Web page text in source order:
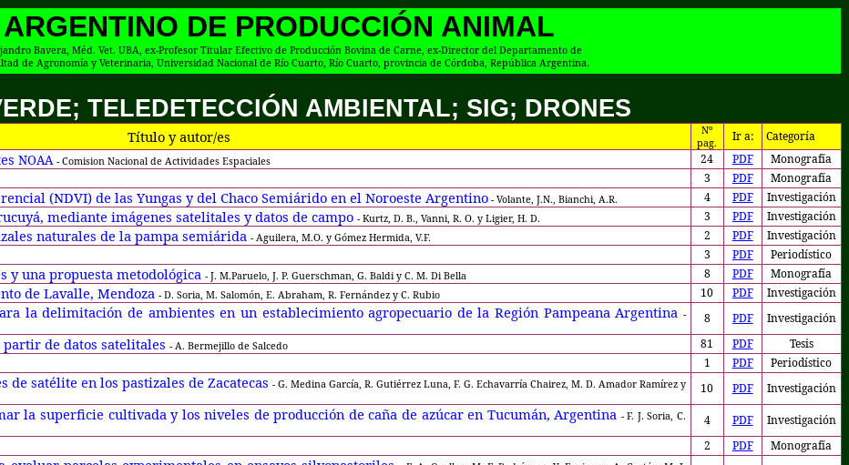
DE PRODUCCIÓN ANIMAL
Bavera, Méd. Vet. UBA, ex-Profesor Titular Efectivo de Producción Bovina de Carne, ex-Director del Departamento de
de Agronomía y Veterinaria, Universidad Nacional de Río Cuarto, Río Cuarto, provincia de Córdoba, República Argentina.
TELEDETECCIÓN AMBIENTAL; SIG; DRONES
Título y autor/es
Nº
pag.
Ir a:
Categoría
NOAA - Comision Nacional de Actividades Espaciales 24 PDF
Monografía
3 PDF
Monografía
(NDVI) de las Yungas y del Chaco Semiárido en el Noroeste Argentino - Volante, J.N., Bianchi, A.R. 4 PDF
Investigación
mediante imágenes satelitales y datos de campo- Kurtz, D. B., Vanni, R. O. y Ligier, H. D. 3 PDF
Investigación
naturales de la pampa semiárida-Aguilera, M.O. y Gómez Hermida, V.F. 2 PDF
Investigación
3 PDF
Periodístico
y una propuesta metodológica- J. M.Paruelo, J. P. Guerschman, G. Baldi y C. M. Di Bella 8 PDF
Monografía
de Lavalle, Mendoza- D. Soria, M. Salomón, E. Abraham, R. Fernández y C. Rubio 10 PDF
Investigación
la delimitación de ambientes en un establecimiento agropecuario de la Región Pampeana Argentina-
8 PDF
Investigación
partir de datos satelitales- A. Bermejillo de Salcedo 81 PDF
Tesis
1 PDF
Periodístico
satélite en los pastizales de Zacatecas - G. Medina García, R. Gutiérrez Luna, F. G. Echavarría Chairez, M. D. Amador Ramírez y
10 PDF Investigación
la superficie cultivada y los niveles de producción de caña de azúcar en Tucumán, Argentina - F. J. Soria, C.
4 PDF
Investigación
2 PDF
Monografía